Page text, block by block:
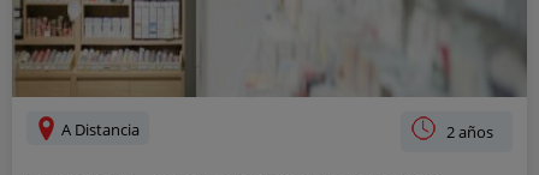
A Distancia 2 años